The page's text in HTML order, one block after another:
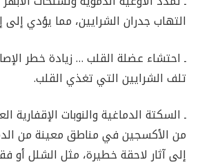
التهاب جدران الشرايين، مما يؤدي
ـ احتشاء عضلة القلب … زيادة خطر
تلف الشرايين التي تغذي القلب.
من الأكسجين في مناطق معينة من
إلى آثار لاحقة خطيرة، مثل الشلل أو